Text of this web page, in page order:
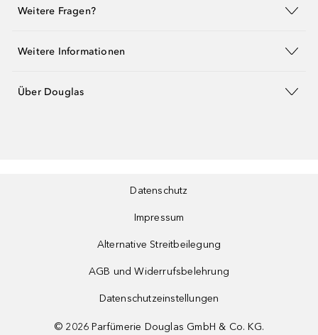
Weitere Fragen?
Weitere Informationen
Über Douglas
Datenschutz
Impressum
Alternative Streitbeilegung
AGB und Widerrufsbelehrung
Datenschutzeinstellungen
© 2026 Parfümerie Douglas GmbH & Co. KG.